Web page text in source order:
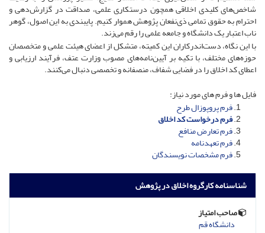
شاخص‌های کلیدی اخلاقی همچون درستکاری علمی، صداقت در گزارش‌دهی و
احترام به حقوق تمامی ذی‌نفعان پژوهش هموار کنیم. پایبندی به این اصول، گوهر
ناب اعتبار یک دانشگاه و جامعه علمی را رقم می‌زند.
با این نگاه، دست‌اندرکاران این کمیته، متشکل از اعضای هیئت علمی و متخصصان
حوزه‌های مختلف، با تکیه بر آیین‌نامه‌های مصوب وزارت عتف، فرآیند ارزیابی و
اعطای کد اخلاق را در فضایی شفاف، منصفانه و تخصصی دنبال می‌کنند.
فایل ها و فرم های مورد نیاز:
فرم پروپوزال طرح
فرم درخواست کد اخلاق
فرم تعارض منافع
فرم تعهدنامه
فرم مشخصات نویسندگان
شناسنامه کارگروه اخلاق در پژوهش
صاحب امتیاز
دانشگاه قم